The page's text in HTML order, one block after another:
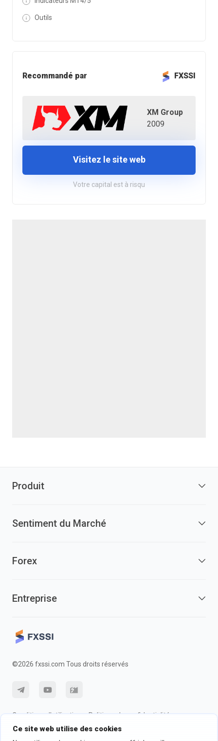
Ce site web utilise des cookies
Outils
Recommandé par FXSSI
XM Group
2009
Visitez le site web
Votre capital est à risqu
Produit
Sentiment du Marché
Forex
Entreprise
©2026 fxssi.com Tous droits réservés
Conditions d'utilisation
Politique de confidentialité
Information sur les risques
Politique des cookie